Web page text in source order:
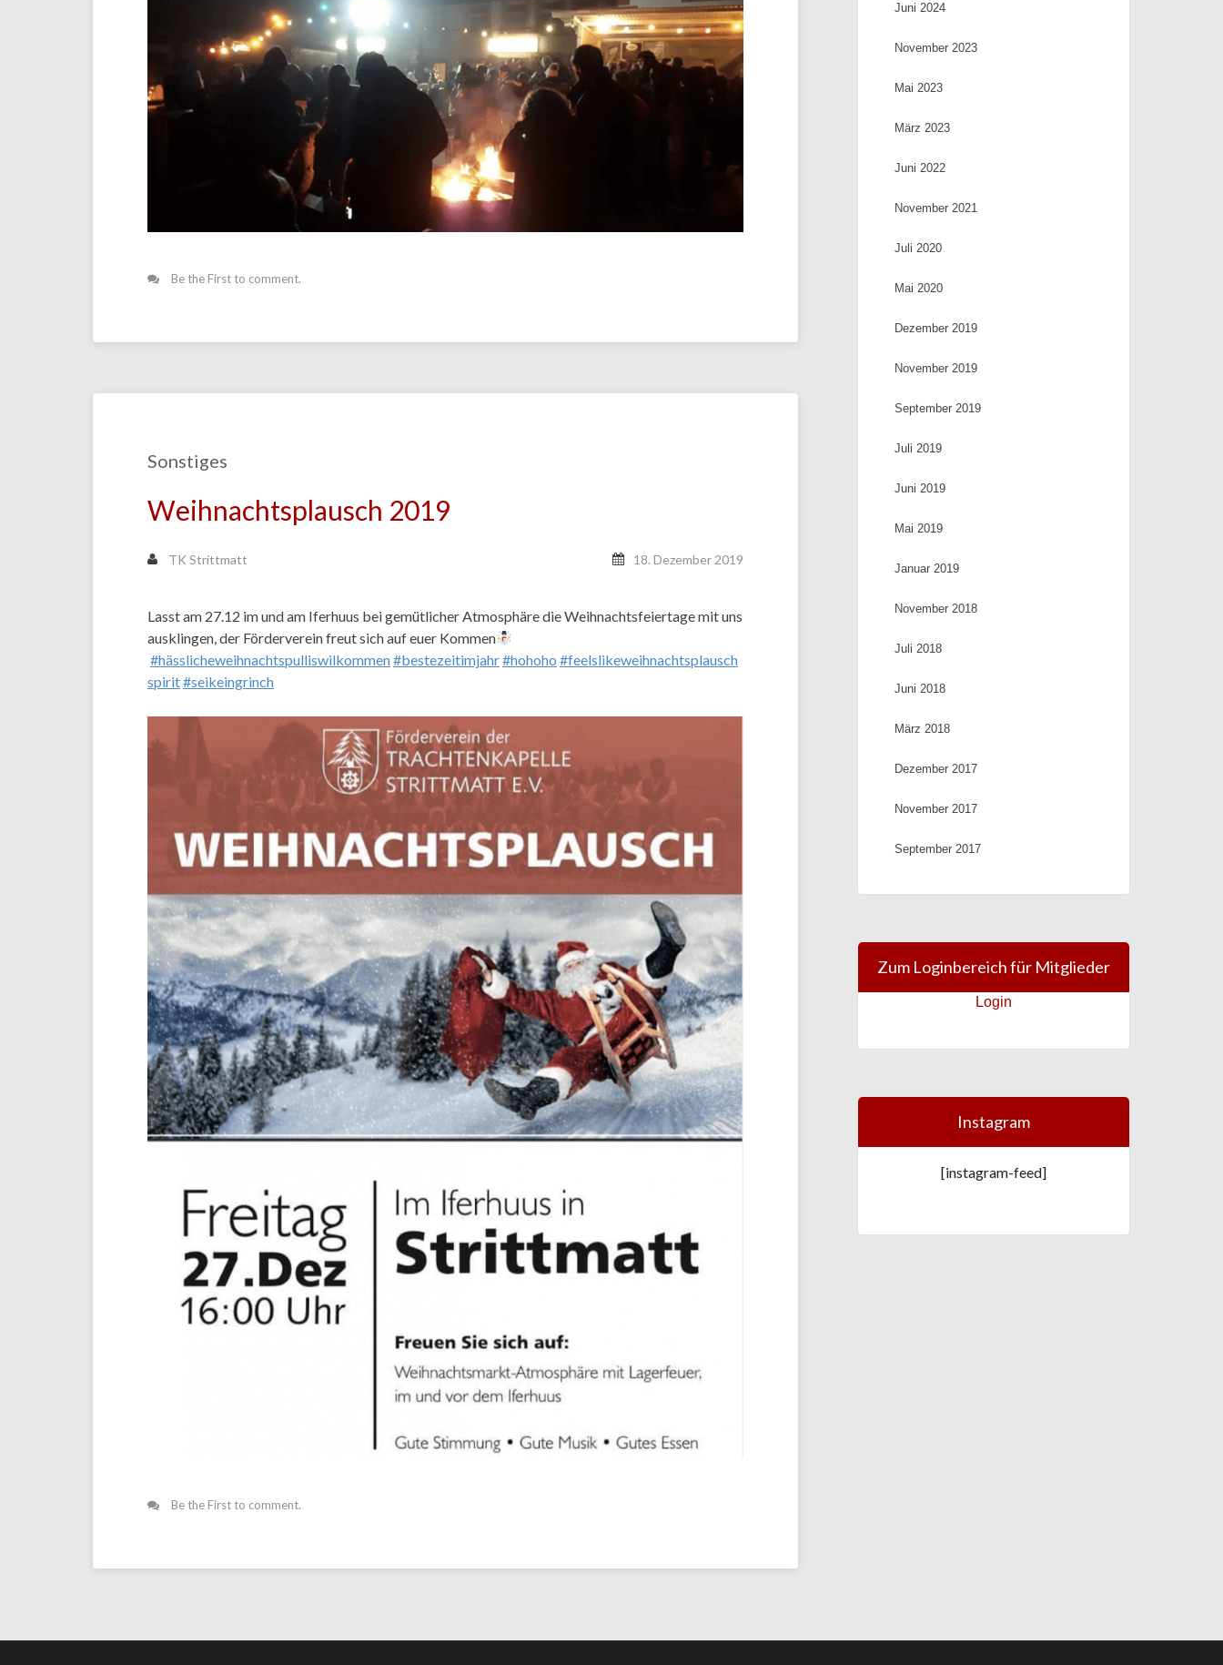
Be the First to comment.
Sonstiges
Weihnachtsplausch 2019
TK Strittmatt 18. Dezember 2019
Lasst am 27.12 im und am Iferhuus bei gemütlicher Atmosphäre die Weihnachtsfeiertage mit uns
ausklingen, der Förderverein freut sich auf euer Kommen
#hässlicheweihnachtspulliswilkommen#bestezeitimjahr#hohoho #feelslikeweihnachtsplausch
spirit#seikeingrinch
Be the First to comment.
Juni 2024
November 2023
Mai 2023
März 2023
Juni 2022
November 2021
Juli 2020
Mai 2020
Dezember 2019
November 2019
September 2019
Juli 2019
Juni 2019
Mai 2019
Januar 2019
November 2018
Juli 2018
Juni 2018
März 2018
Dezember 2017
November 2017
September 2017
Zum Loginbereich für Mitglieder
Login
Instagram
[instagram-feed]